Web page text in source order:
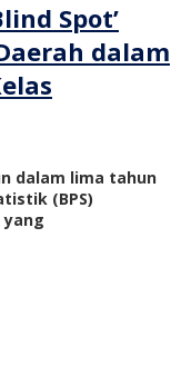
Spot’
dalam
dalam lima tahun
(BPS)